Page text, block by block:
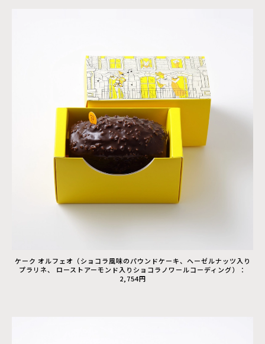
ケーク オルフェオ（ショコラ風味のパウンドケーキ、ヘーゼルナッツ入り
プラリネ、 ローストアーモンド入りショコラノワールコーディング）：
2,754円